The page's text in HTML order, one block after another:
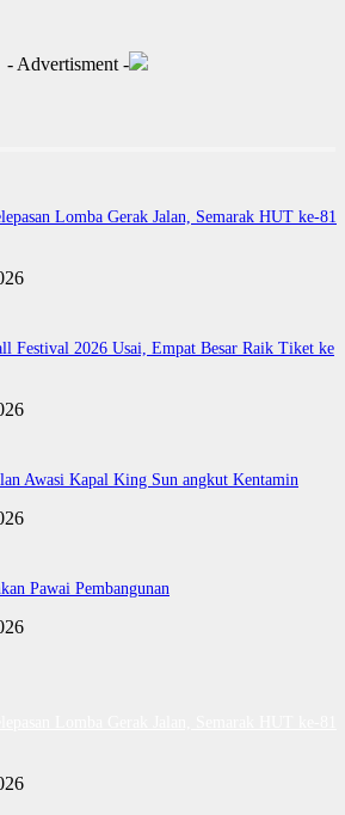
- Advertisment -
Lomba Gerak Jalan, Semarak HUT ke-81
Festival 2026 Usai, Empat Besar Raik Tiket ke
Awasi Kapal King Sun angkut Kentamin
Pawai Pembangunan